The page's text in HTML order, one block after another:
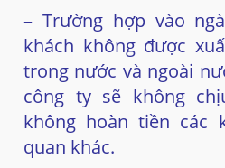
– Trường hợp vào
khách không được
trong nước và ngoài
công ty sẽ không
không hoàn tiền các
quan khác.